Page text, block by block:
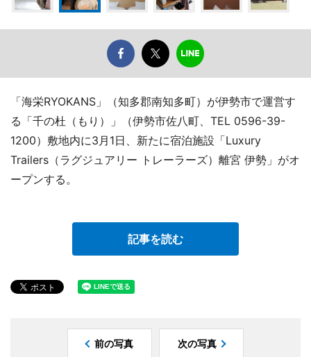
「海栄RYOKANS」（知多郡南知多町）が伊勢市で運営す
る「千の杜（もり）」（伊勢市佐八町、TEL 0596-39-
1200）敷地内に3月1日、新たに宿泊施設「Luxury
Trailers（ラグジュアリー トレーラーズ）離宮 伊勢」がオ
ープンする。
記事を読む
前の写真 次の写真